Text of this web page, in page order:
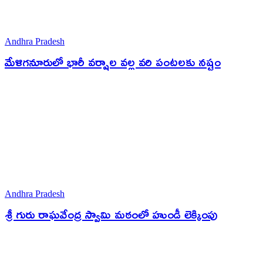
Andhra Pradesh
మేళిగనూరులో భారీ వర్షాల వల్ల వరి పంటలకు నష్టం
Andhra Pradesh
శ్రీ గురు రాఘవేంద్ర స్వామి మఠంలో హుండీ లెక్కింపు